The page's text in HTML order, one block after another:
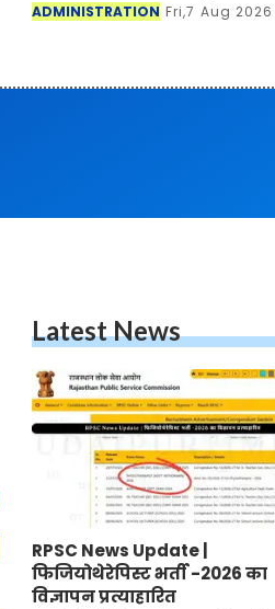
ADMINISTRATION Fri,7 Aug 2026
Latest News
RPSC News Update |
फिजियोथेरेपिस्ट भर्ती -2026 का
विज्ञापन प्रत्याहारित